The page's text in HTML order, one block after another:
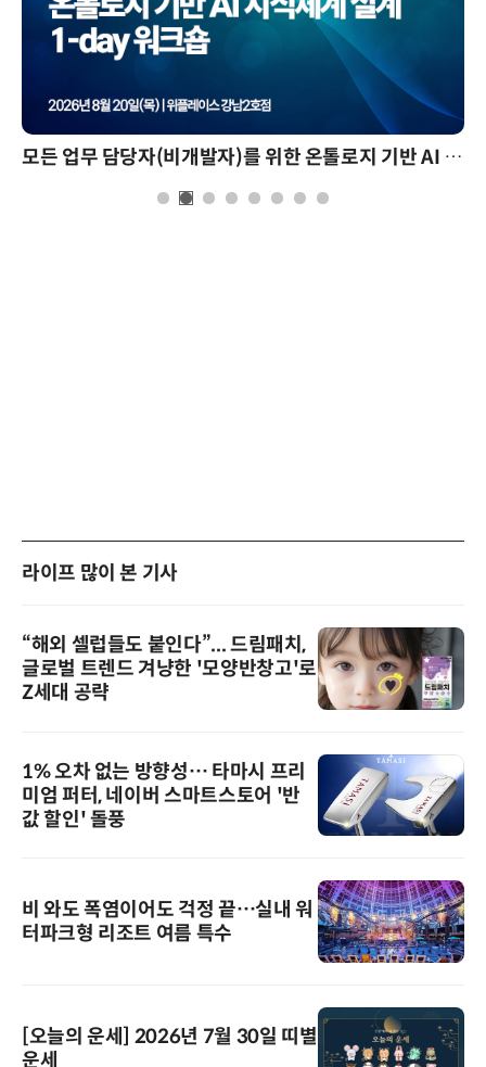
모든 업무 담당자(비개발자)를 위한 온톨로지 기반 AI 지식체계 설계 1-day 워크숍
라이프 많이 본 기사
“해외 셀럽들도 붙인다”... 드림패치,
글로벌 트렌드 겨냥한 '모양반창고'로
Z세대 공략
1% 오차 없는 방향성… 타마시 프리
미엄 퍼터, 네이버 스마트스토어 '반
값 할인' 돌풍
비 와도 폭염이어도 걱정 끝…실내 워
터파크형 리조트 여름 특수
[오늘의 운세] 2026년 7월 30일 띠별
운세